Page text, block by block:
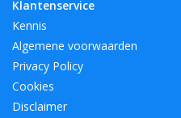
Klantenservice
Kennis
Algemene voorwaarden
Privacy Policy
Cookies
Disclaimer